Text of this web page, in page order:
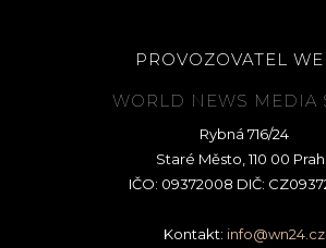
PROVOZOVATEL
WORLD NEWS MEDIA
Rybná 716/24
Staré Město, 110 00
IČO: 09372008 DIČ:
Kontakt: info@wn24.cz